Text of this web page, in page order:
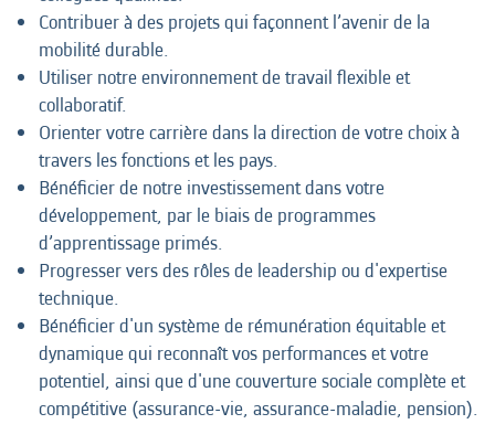
Contribuer à des projets qui façonnent l’avenir de la
mobilité durable.
Utiliser notre environnement de travail flexible et
collaboratif.
Orienter votre carrière dans la direction de votre choix à
travers les fonctions et les pays.
Bénéficier de notre investissement dans votre
développement, par le biais de programmes
d’apprentissage primés.
Progresser vers des rôles de leadership ou d'expertise
technique.
Bénéficier d'un système de rémunération équitable et
dynamique qui reconnaît vos performances et votre
potentiel, ainsi que d'une couverture sociale complète et
compétitive (assurance-vie, assurance-maladie, pension).